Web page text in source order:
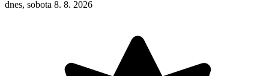
dnes, sobota 8. 8. 2026